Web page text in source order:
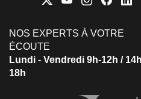
NOS EXPERTS À VOTRE
ÉCOUTE
Lundi - Vendredi 9h-12h /
18h